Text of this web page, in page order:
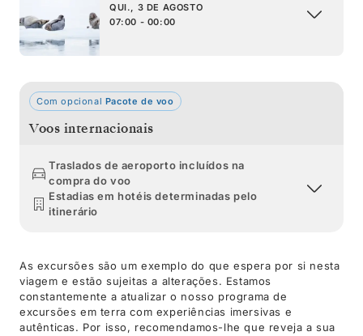
QUI., 3 DE AGOSTO
07:00 - 00:00
Com opcional Pacote de voo
Voos internacionais
Traslados de aeroporto incluídos na
compra do voo
Estadias em hotéis determinadas pelo
itinerário
As excursões são um exemplo do que espera por si nesta
viagem e estão sujeitas a alterações. Estamos
constantemente a atualizar o nosso programa de
excursões em terra com experiências imersivas e
autênticas. Por isso, recomendamos-lhe que reveja a sua